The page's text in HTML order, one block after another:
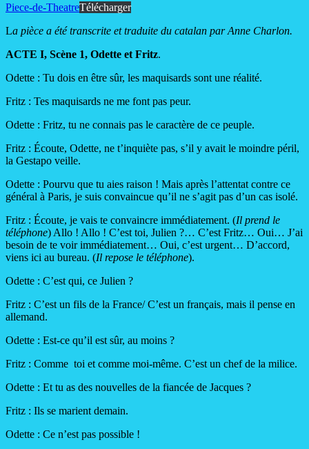
Piece-de-TheatreTélécharger
La pièce a été transcrite et traduite du catalan par Anne Charlon.
ACTE I, Scène 1, Odette et Fritz.
Odette : Tu dois en être sûr, les maquisards sont une réalité.
Fritz : Tes maquisards ne me font pas peur.
Odette : Fritz, tu ne connais pas le caractère de ce peuple.
Fritz : Écoute, Odette, ne t’inquiète pas, s’il y avait le moindre péril,
la Gestapo veille.
Odette : Pourvu que tu aies raison ! Mais après l’attentat contre ce
général à Paris, je suis convaincue qu’il ne s’agit pas d’un cas isolé.
Fritz : Écoute, je vais te convaincre immédiatement. (Il prend le
téléphone) Allo ! Allo ! C’est toi, Julien ?… C’est Fritz… Oui… J’ai
besoin de te voir immédiatement… Oui, c’est urgent… D’accord,
viens ici au bureau. (Il repose le téléphone).
Odette : C’est qui, ce Julien ?
Fritz : C’est un fils de la France/ C’est un français, mais il pense en
allemand.
Odette : Est-ce qu’il est sûr, au moins ?
Fritz : Comme toi et comme moi-même. C’est un chef de la milice.
Odette : Et tu as des nouvelles de la fiancée de Jacques ?
Fritz : Ils se marient demain.
Odette : Ce n’est pas possible !